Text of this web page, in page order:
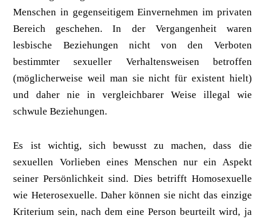
Menschen in gegenseitigem Einvernehmen im privaten
Bereich geschehen. In der Vergangenheit waren
lesbische Beziehungen nicht von den Verboten
bestimmter sexueller Verhaltensweisen betroffen
(möglicherweise weil man sie nicht für existent hielt)
und daher nie in vergleichbarer Weise illegal wie
schwule Beziehungen.
Es ist wichtig, sich bewusst zu machen, dass die
sexuellen Vorlieben eines Menschen nur ein Aspekt
seiner Persönlichkeit sind. Dies betrifft Homosexuelle
wie Heterosexuelle. Daher können sie nicht das einzige
Kriterium sein, nach dem eine Person beurteilt wird, ja